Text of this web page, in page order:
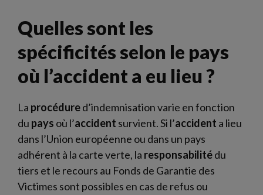
Quelles sont les
spécificités selon le pays
où l’accident a eu lieu ?
La procédured’indemnisation varie en fonction
du pays où l’accident survient. Si l’accident a lieu
dans l’Union européenne ou dans un pays
adhérent à la carte verte, la responsabilitédu
tiers et le recours au Fonds de Garantie des
Victimes sont possibles en cas de refus ou